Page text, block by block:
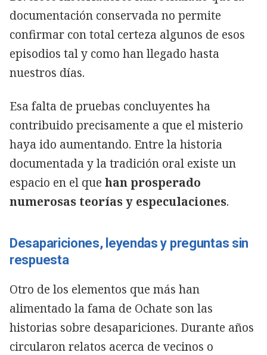
documentación conservada no permite
confirmar con total certeza algunos de esos
episodios tal y como han llegado hasta
nuestros días.
Esa falta de pruebas concluyentes ha
contribuido precisamente a que el misterio
haya ido aumentando. Entre la historia
documentada y la tradición oral existe un
espacio en el que han prosperado
numerosas teorías y especulaciones.
Desapariciones, leyendas y preguntas sin
respuesta
Otro de los elementos que más han
alimentado la fama de Ochate son las
historias sobre desapariciones. Durante años
circularon relatos acerca de vecinos o